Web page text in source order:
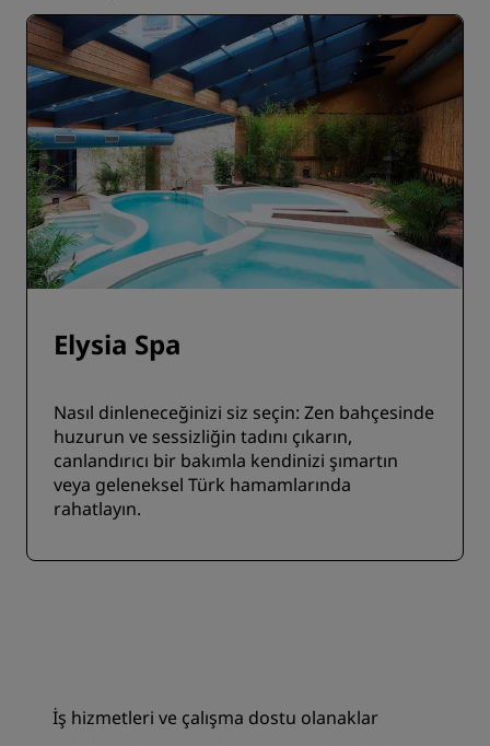
Elysia Spa
Nasıl dinleneceğinizi siz seçin: Zen bahçesinde
huzurun ve sessizliğin tadını çıkarın,
canlandırıcı bir bakımla kendinizi şımartın
veya geleneksel Türk hamamlarında
rahatlayın.
İş hizmetleri ve çalışma dostu olanaklar